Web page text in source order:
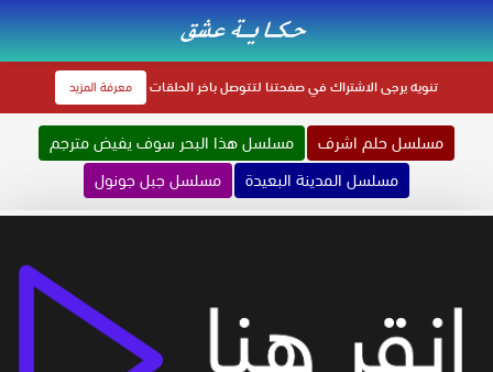
تنويهيرجى الاشتراك في صفحتنا لتتوصل باخر الحلقات معرفة المزيد
مسلسل حلم اشرف
مسلسل هذا البحر سوف يفيض مترجم
مسلسل المدينة البعيدة
مسلسل جبل جونول